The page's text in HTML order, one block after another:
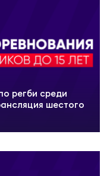
регби среди
шестого